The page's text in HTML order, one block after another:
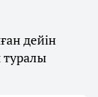
дейін
туралы